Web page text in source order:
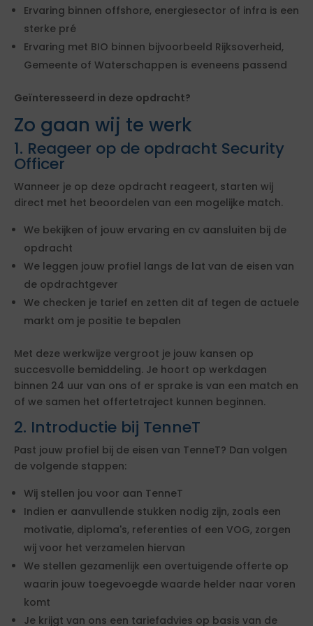
Ervaring binnen offshore, energiesector of infra is een
sterke pré
Ervaring met BIO binnen bijvoorbeeld Rijksoverheid,
Gemeente of Waterschappen is eveneens passend
Geïnteresseerd in deze opdracht?
Zo gaan wij te werk
1. Reageer op de opdracht Security
Officer
Wanneer je op deze opdracht reageert, starten wij
direct met het beoordelen van een mogelijke match.
We bekijken of jouw ervaring en cv aansluiten bij de
opdracht
We leggen jouw profiel langs de lat van de eisen van
de opdrachtgever
We checken je tarief en zetten dit af tegen de actuele
markt om je positie te bepalen
Met deze werkwijze vergroot je jouw kansen op
succesvolle bemiddeling. Je hoort op werkdagen
binnen 24 uur van ons of er sprake is van een match en
of we samen het offertetraject kunnen beginnen.
2. Introductie bij TenneT
Past jouw profiel bij de eisen van TenneT? Dan volgen
de volgende stappen:
Wij stellen jou voor aan TenneT
Indien er aanvullende stukken nodig zijn, zoals een
motivatie, diploma's, referenties of een VOG, zorgen
wij voor het verzamelen hiervan
We stellen gezamenlijk een overtuigende offerte op
waarin jouw toegevoegde waarde helder naar voren
komt
Je krijgt van ons een tariefadvies op basis van de